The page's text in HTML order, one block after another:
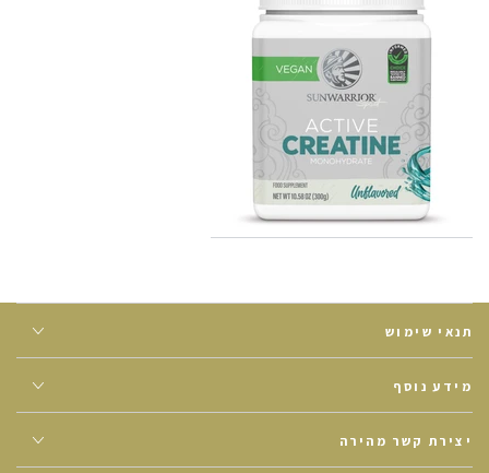
תנאי שימוש
מידע נוסף
יצירת קשר מהירה